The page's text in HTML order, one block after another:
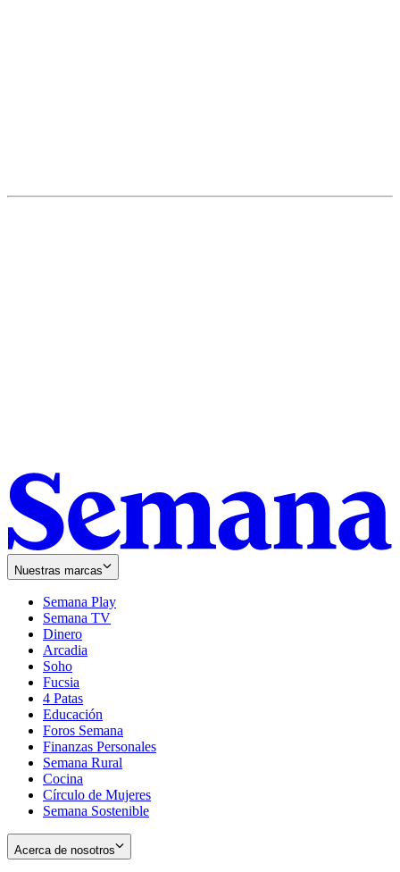
Nuestras marcas
Semana Play
Semana TV
Dinero
Arcadia
Soho
in
new
window
Fucsia
in
new
window
4 Patas
Educación
Foros Semana
Finanzas Personales
Semana Rural
Cocina
Círculo de Mujeres
Semana Sostenible
Acerca de nosotros